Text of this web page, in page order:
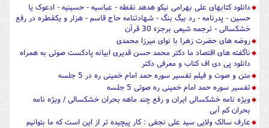
دانلود کتابهای علی بهرامی نیکو هدهد نقطه - عباسیه - حسینیه - ادعوک یا
حسین - پدرنامه - رد بیگ بنگ - شهادتنامه حاج قاسم - هزار و یکقطره در رفع
خشکسالی - ترجمه شیعی برجزء 30 قرآن
روضه های حضرت زهرا با نوای میرزا محمدی
ناگفته های اقتصاد ما دکتر محمد حسن قدیری ابیانه پادکست صوتی به همراه
دانلود پی دی اف کتاب و معرفی دکتر
متن و صوت و فیلم تفسیر سوره حمد امام خمینی ره در 5 جلسه
تفسیر سوره حمد امام خمینی ره صوتی 5 جلسه
ویژه نامه خشکسالی ایران و رفع چند ماهه بحران خشکسالی / ویژه نامه
بحران کم آبی
عارف سالک ولایی سید علی نجفی : کار پیچیده تر از این است که ما بتوانیم